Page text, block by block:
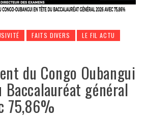
FAITS DIVERS
LE FIL ACTU
du Congo Oubangui
général
75,86%